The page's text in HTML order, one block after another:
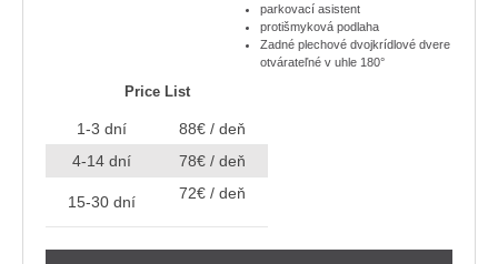
parkovací asistent
protišmyková podlaha
Zadné plechové dvojkrídlové dvere
otvárateľné v uhle 180°
Price List
1-3 dní
88€ / deň
4-14 dní
78€ / deň
15-30 dní 72€ / deň